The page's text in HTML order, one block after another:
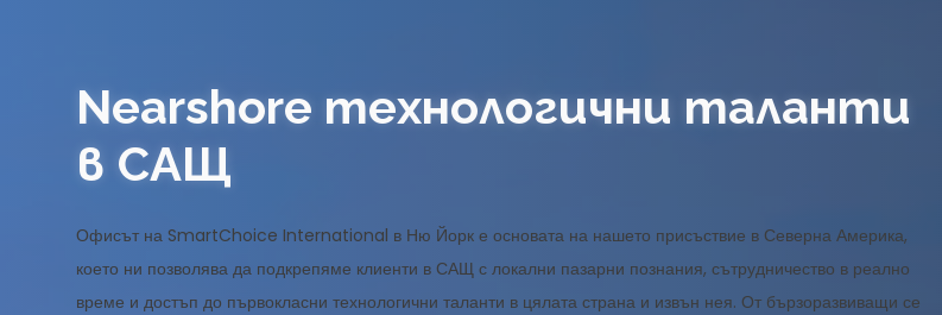
Nearshore технологични таланти
в САЩ
Офисът на SmartChoice International в Ню Йорк е основата на нашето присъствие в Северна Америка,
което ни позволява да подкрепяме клиенти в САЩ с локални пазарни познания, сътрудничество в реално
време и достъп до първокласни технологични таланти в цялата страна и извън нея. От бързоразвиващи се